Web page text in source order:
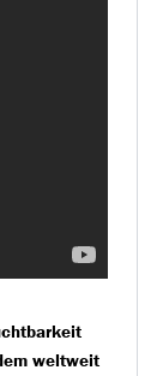
weltweit